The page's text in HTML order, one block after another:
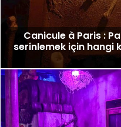
Canicule à Paris :
serinlemek için hangi